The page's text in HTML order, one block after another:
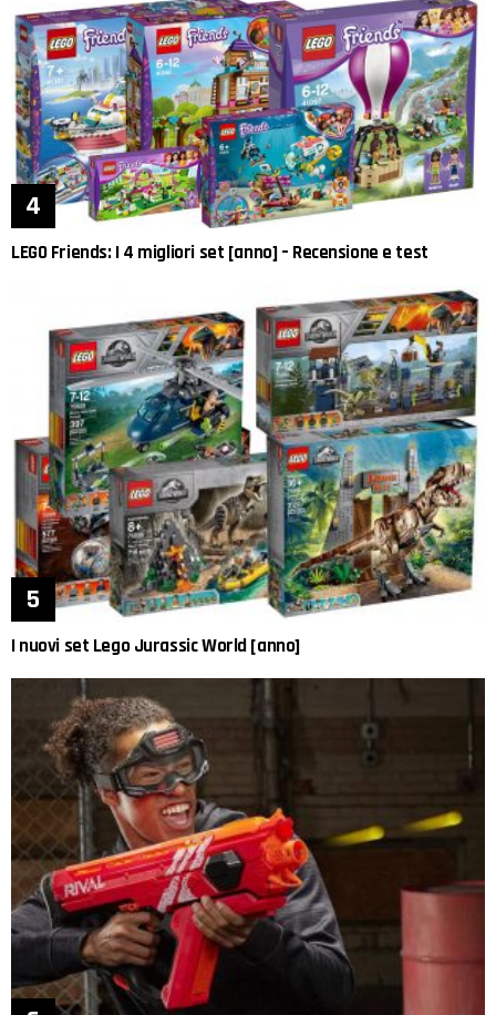
LEGO Friends: I 4 migliori set [anno] – Recensione e test
I nuovi set Lego Jurassic World [anno]